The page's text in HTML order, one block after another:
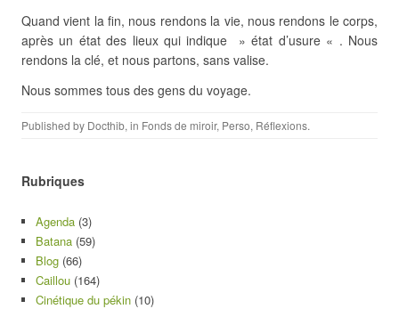
Quand vient la fin, nous rendons la vie, nous rendons le corps,
après un état des lieux qui indique » état d’usure « . Nous
rendons la clé, et nous partons, sans valise.
Nous sommes tous des gens du voyage.
Published by Docthib, in Fonds de miroir, Perso, Réflexions.
Rubriques
Agenda (3)
Batana (59)
Blog (66)
Caillou (164)
Cinétique du pékin (10)